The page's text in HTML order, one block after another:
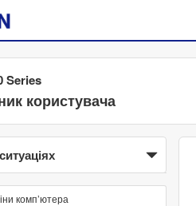
Series
користувача
комп’ютера